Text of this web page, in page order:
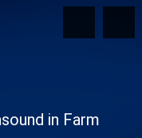
in Farm